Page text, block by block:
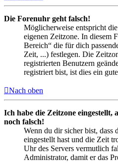
Die Forenuhr geht falsch!
Möglicherweise entspricht
eigenen Zeitzone. In diesem
Bereich“ die für dich
Zeit, ...) festlegen. Die
registrierten Benutzern
registriert bist, ist dies ein
Nach oben
Ich habe die Zeitzone
noch falsch!
Wenn du dir sicher bist, dass
eingestellt hast und die Zeit
Uhr des Servers vermutlich
Administrator, damit er das